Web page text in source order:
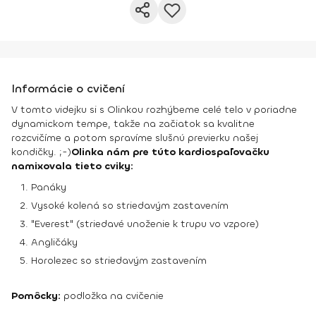
Informácie o cvičení
V tomto videjku si s Olinkou rozhýbeme celé telo v poriadne
dynamickom tempe, takže na začiatok sa kvalitne
rozcvičíme a potom spravíme slušnú previerku našej
kondičky. ;-)Olinka nám pre túto kardiospaľovačku
namixovala tieto cviky:
Panáky
Vysoké kolená so striedavým zastavením
"Everest" (striedavé unoženie k trupu vo vzpore)
Angličáky
Horolezec so striedavým zastavením
Pomôcky: podložka na cvičenie